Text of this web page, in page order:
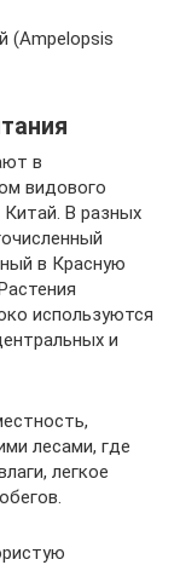
(Ampelopsis
в
видового
Китай. В разных
в Красную
используются
и
лесами, где
легкое